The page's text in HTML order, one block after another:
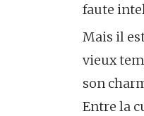
faute
Mais il
vieux
son
Entre la